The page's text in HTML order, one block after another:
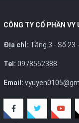
CÔNG TY CỔ PHẦN VY
Địa chỉ: Tầng 3 - Số 23
Tel: 0978552388
Email: